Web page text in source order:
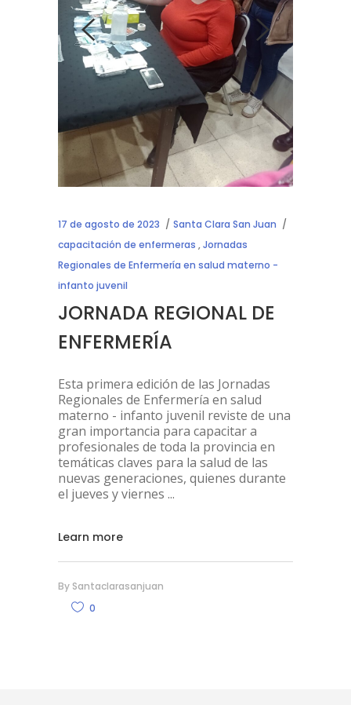
17 de agosto de 2023
Santa Clara San Juan
capacitación de enfermeras ,Jornadas
Regionales de Enfermería en salud materno -
infanto juvenil
JORNADA REGIONAL DE
ENFERMERÍA
Esta primera edición de las Jornadas
Regionales de Enfermería en salud
materno - infanto juvenil reviste de una
gran importancia para capacitar a
profesionales de toda la provincia en
temáticas claves para la salud de las
nuevas generaciones, quienes durante
el jueves y viernes
Learn more
By Santaclarasanjuan
0